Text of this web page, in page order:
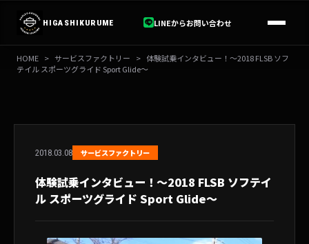
ス
HIGASHIKURUME LINEからお問い合わせ
HOME > サービスファクトリー > 体験試乗インタビュー！～2018 FLSB ソフ
テイル スポーツグライド Sport Glide～
2018.03.08 サービスファクトリー
体験試乗インタビュー！～2018 FLSB ソフテイ
ル スポーツグライド Sport Glide～